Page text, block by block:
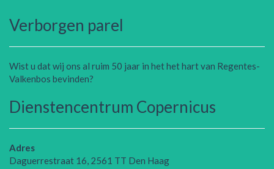
Verborgen parel
Wist u dat wij ons al ruim 50 jaar in het het hart van Regentes-
Valkenbos bevinden?
Dienstencentrum Copernicus
Adres
Daguerrestraat 16, 2561 TT Den Haag